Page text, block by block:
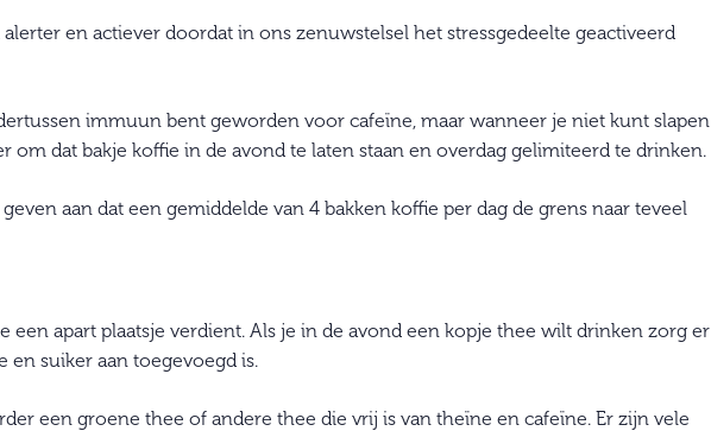
en actiever doordat in ons zenuwstelsel het stressgedeelte geactiveerd
immuun bent geworden voor cafeïne, maar wanneer je niet kunt slapen
om dat bakje koffie in de avond te laten staan en overdag gelimiteerd te drinken.
aan dat een gemiddelde van 4 bakken koffie per dag de grens naar teveel
een apart plaatsje verdient. Als je in de avond een kopje thee wilt drinken zorg er
en suiker aan toegevoegd is.
een groene thee of andere thee die vrij is van theïne en cafeïne. Er zijn vele